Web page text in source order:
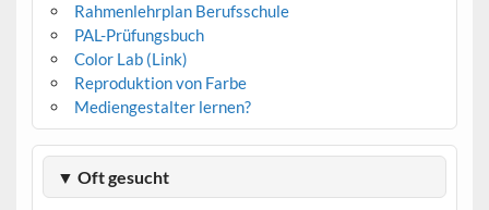
Rahmenlehrplan Berufsschule
PAL-Prüfungsbuch
Color Lab (Link)
Reproduktion von Farbe
Mediengestalter lernen?
▼ Oft gesucht